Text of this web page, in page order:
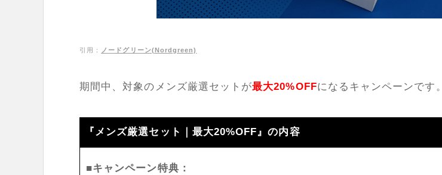
引用： ノードグリーン(Nordgreen)
期間中、対象のメンズ厳選セットが最大20%OFFになるキャンペーンです。
『メンズ厳選セット｜最大20%OFF』の内容
■キャンペーン特典：